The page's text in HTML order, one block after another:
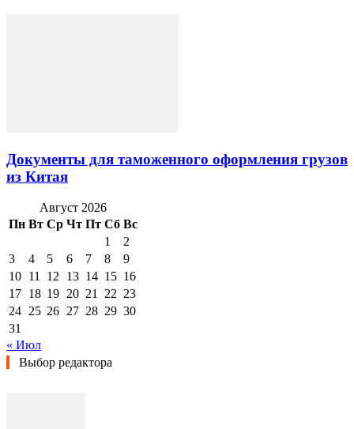
Документы для таможенного оформления грузов
из Китая
Август 2026
Пн Вт Ср Чт Пт Сб Вс
1
2
3
4 5 6 7 8
9
10 11 12 13 14 15 16
17 18 19 20 21 22 23
24 25 26 27 28 29 30
31
« Июл
Выбор редактора